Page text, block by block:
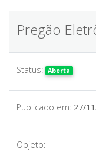
Pregão
Status: Aberta
Publicado em: 27/
Objeto: